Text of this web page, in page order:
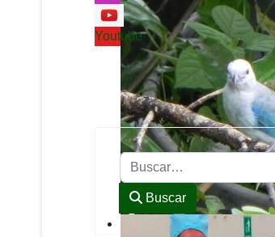
Youtube
Buscar
Buscar